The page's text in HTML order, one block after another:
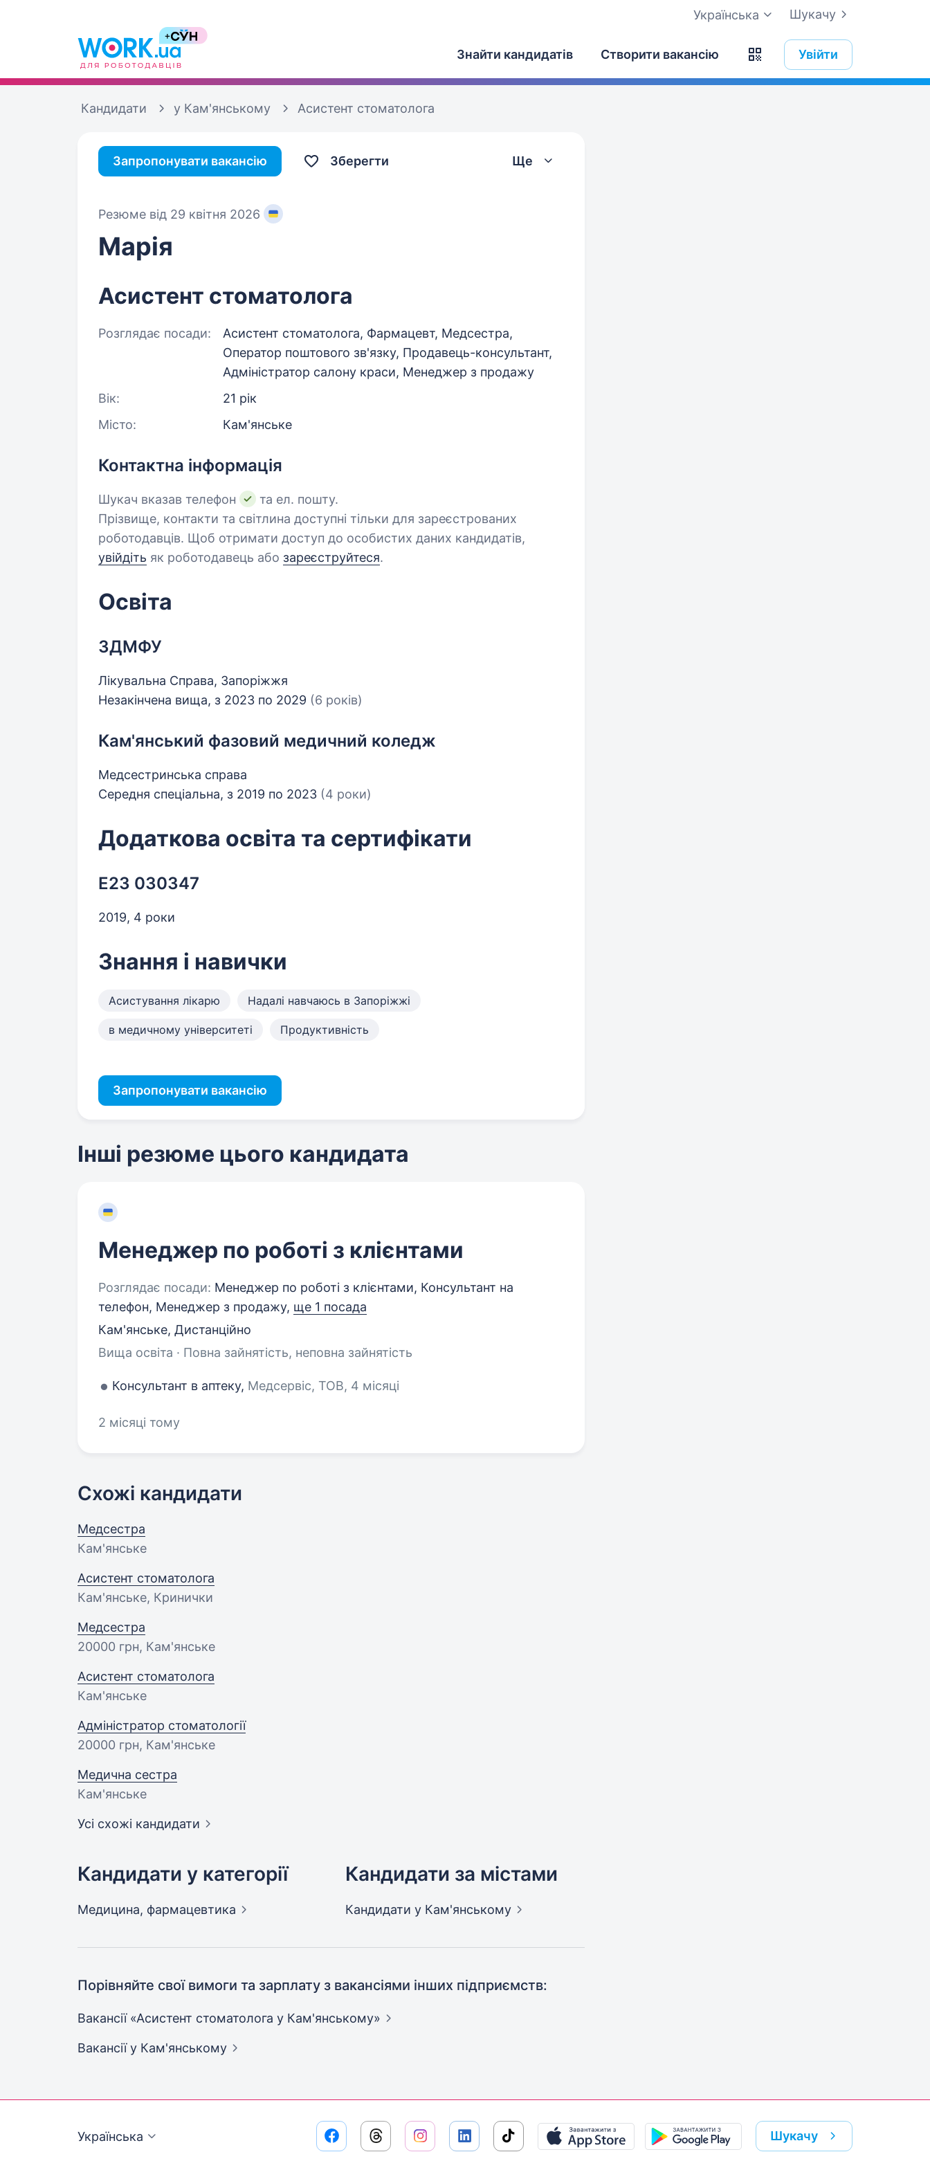
Шукачу
Українська
Знайти кандидатів Створити вакансію Увійти
Кандидати у Кам'янському Асистент стоматолога
Запропонувати вакансію Зберегти Ще
Резюме від 29 квітня 2026
Марія
Асистент стоматолога
Розглядає посади:
Асистент стоматолога, Фармацевт, Медсестра,
Оператор поштового зв'язку, Продавець-консультант,
Адміністратор салону краси, Менеджер з продажу
Вік:
21 рік
Місто:
Кам'янське
Контактна інформація
Шукач вказав телефон
та ел. пошту.
Прізвище, контакти та світлина доступні тільки для зареєстрованих
роботодавців. Щоб отримати доступ до особистих даних кандидатів,
увійдіть як роботодавець або зареєструйтеся.
Освіта
ЗДМФУ
Лікувальна Справа, Запоріжжя
Незакінчена вища, з 2023 по 2029 (6 років)
Кам'янський фазовий медичний коледж
Медсестринська справа
Середня спеціальна, з 2019 по 2023 (4 роки)
Додаткова освіта та сертифікати
Е23 030347
2019, 4 роки
Знання і навички
Асистування лікарю Надалі навчаюсь в Запоріжжі
в медичному університеті Продуктивність
Запропонувати вакансію
Інші резюме цього кандидата
Менеджер по роботі з клієнтами
Розглядає посади: Менеджер по роботі з клієнтами, Консультант на
телефон, Менеджер з продажу, ще 1 посада
Кам'янське, Дистанційно
Вища освіта · Повна зайнятість, неповна зайнятість
Консультант в аптеку, Медсервіс, ТОВ, 4 місяці
2 місяці тому
Схожі кандидати
Медсестра
Кам'янське
Асистент стоматолога
Кам'янське, Кринички
Медсестра
20000 грн, Кам'янське
Асистент стоматолога
Кам'янське
Адміністратор стоматології
20000 грн, Кам'янське
Медична сестра
Кам'янське
Усі схожі кандидати
Кандидати у категорії
Медицина, фармацевтика
Кандидати за містами
Кандидати у Кам'янському
Порівняйте свої вимоги та зарплату з вакансіями інших підприємств:
Вакансії «Асистент стоматолога у Кам'янському»
Вакансіїу Кам'янському
Українська Шукачу